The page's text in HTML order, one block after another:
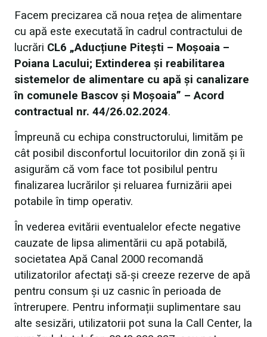
Facem precizarea că noua rețea de alimentare
cu apă este executată în cadrul contractului de
lucrări CL6 „Aducțiune Pitești – Moșoaia –
Poiana Lacului; Extinderea și reabilitarea
sistemelor de alimentare cu apă și canalizare
în comunele Bascov și Moșoaia” – Acord
contractual nr. 44/26.02.2024.
Împreună cu echipa constructorului, limităm pe
cât posibil disconfortul locuitorilor din zonă și îi
asigurăm că vom face tot posibilul pentru
finalizarea lucrărilor și reluarea furnizării apei
potabile în timp operativ.
În vederea evitării eventualelor efecte negative
cauzate de lipsa alimentării cu apă potabilă,
societatea Apă Canal 2000 recomandă
utilizatorilor afectați să-și creeze rezerve de apă
pentru consum și uz casnic în perioada de
întrerupere. Pentru informații suplimentare sau
alte sesizări, utilizatorii pot suna la Call Center, la